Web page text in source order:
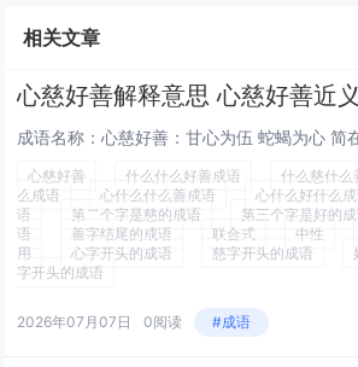
相关文章
心慈好善 什么什么好善成语 什么慈什么
么成语
心什么什么善成语 心什么好什么
语
第二个字是慈的成语 第三个字是好的
语
善字结尾的成语 联合式 中性
用
心字开头的成语 慈字开头的成语
字开头的成语
2026年07月07日 0阅读 #成语